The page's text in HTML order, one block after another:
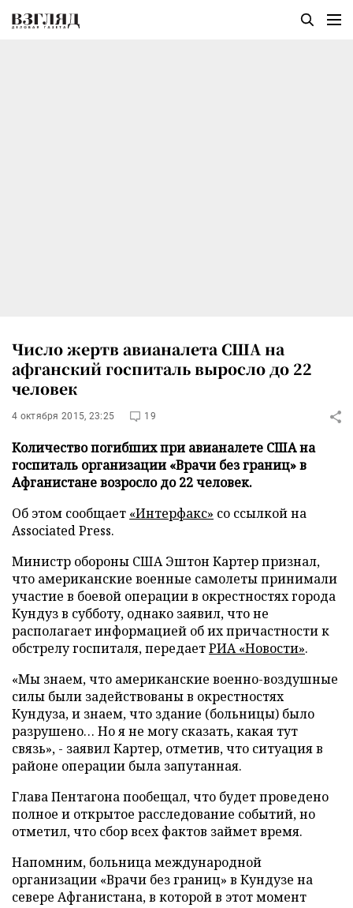
Число жертв авианалета США на
афганский госпиталь выросло до 22
человек
4 октября 2015, 23:25 19
Количество погибших при авианалете США на
госпиталь организации «Врачи без границ» в
Афганистане возросло до 22 человек.
Об этом сообщает «Интерфакс» со ссылкой на
Associated Press.
Министр обороны США Эштон Картер признал,
что американские военные самолеты принимали
участие в боевой операции в окрестностях города
Кундуз в субботу, однако заявил, что не
располагает информацией об их причастности к
обстрелу госпиталя, передаетРИА «Новости».
«Мы знаем, что американские военно-воздушные
силы были задействованы в окрестностях
Кундуза, и знаем, что здание (больницы) было
разрушено… Но я не могу сказать, какая тут
связь», - заявил Картер, отметив, что ситуация в
районе операции была запутанная.
Глава Пентагона пообещал, что будет проведено
полное и открытое расследование событий, но
отметил, что сбор всех фактов займет время.
Напомним, больница международной
организации «Врачи без границ» в Кундузе на
севере Афганистана, в которой в этот момент